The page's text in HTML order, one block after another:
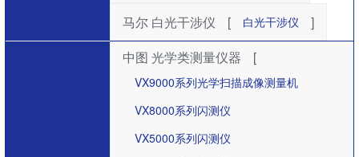
马尔 白光干涉仪 [ 白光干涉仪 ]
中图 光学类测量仪器 [
VX9000系列光学扫描成像测量机
VX8000系列闪测仪
VX5000系列闪测仪